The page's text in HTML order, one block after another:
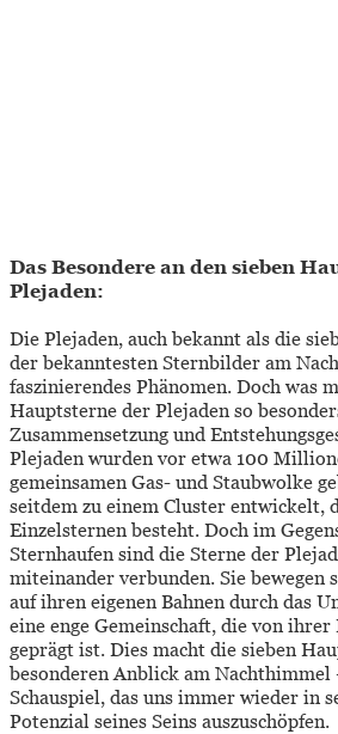
Das Besondere an den sieben
Plejaden:
Die Plejaden, auch bekannt als die
der bekanntesten Sternbilder am
faszinierendes Phänomen. Doch was
Hauptsterne der Plejaden so
Zusammensetzung und
Plejaden wurden vor etwa 100
gemeinsamen Gas- und Staubwolke
seitdem zu einem Cluster entwickelt,
Einzelsternen besteht. Doch im
Sternhaufen sind die Sterne der
miteinander verbunden. Sie bewegen
auf ihren eigenen Bahnen durch das
eine enge Gemeinschaft, die von ihrer
geprägt ist. Dies macht die sieben
besonderen Anblick am Nachthimmel
Schauspiel, das uns immer wieder in
Potenzial seines Seins auszuschöpfen.